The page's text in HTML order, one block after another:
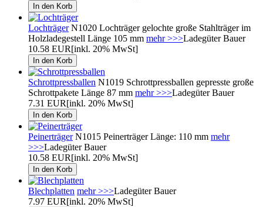
LochträgerN1020 Lochträger gelochte große Stahlträger im
Holzladegestell Länge 105 mm mehr >>>Ladegüter Bauer
10.58 EUR[inkl. 20% MwSt]
Schrottpressballen N1019 Schrottpressballen gepresste große
Schrottpakete Länge 87 mm mehr >>>Ladegüter Bauer
7.31 EUR[inkl. 20% MwSt]
PeinerträgerN1015 Peinerträger Länge: 110 mm mehr
>>>Ladegüter Bauer
10.58 EUR[inkl. 20% MwSt]
Blechplatten mehr >>>Ladegüter Bauer
7.97 EUR[inkl. 20% MwSt]